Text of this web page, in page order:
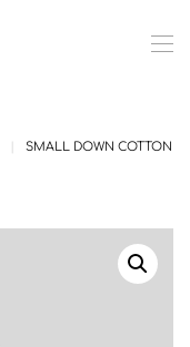
SMALL DOWN COTTON